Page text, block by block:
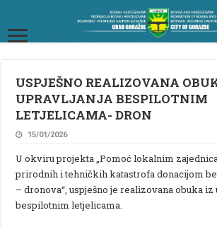
USPJEŠNO REALIZOVANA
UPRAVLJANJA BESPILOTNIM
LETJELICAMA- DRON
15/01/2026
U okviru projekta „Pomoć lokalnim
prirodnih i tehničkih katastrofa donacijom
– dronova“, uspješno je realizovana obuka iz
bespilotnim letjelicama.